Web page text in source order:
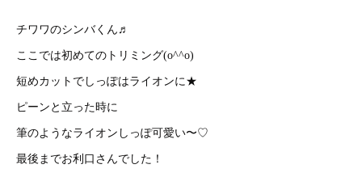
チワワのシンバくん♬
ここでは初めてのトリミング(o^^o)
短めカットでしっぽはライオンに★
ピーンと立った時に
筆のようなライオンしっぽ可愛い〜♡
最後までお利口さんでした！